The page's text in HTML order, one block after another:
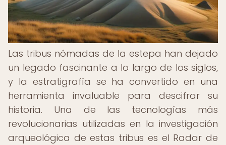
Las tribus nómadas de la estepa han dejado
un legado fascinante a lo largo de los siglos,
y la estratigrafía se ha convertido en una
herramienta invaluable para descifrar su
historia. Una de las tecnologías más
revolucionarias utilizadas en la investigación
arqueológica de estas tribus es el Radar de